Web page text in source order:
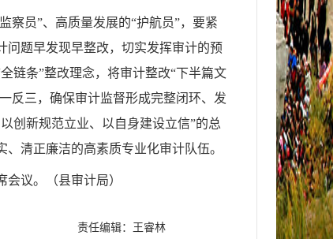
察员”、高质量发展的“护航员”，要紧
问题早发现早整改，切实发挥审计的预
全链条”整改理念，将审计整改“下半篇文
反三，确保审计监督形成完整闭环、发
创新规范立业、以自身建设立信”的总
清正廉洁的高素质专业化审计队伍。
会议。 （县审计局）
责任编辑：王睿林